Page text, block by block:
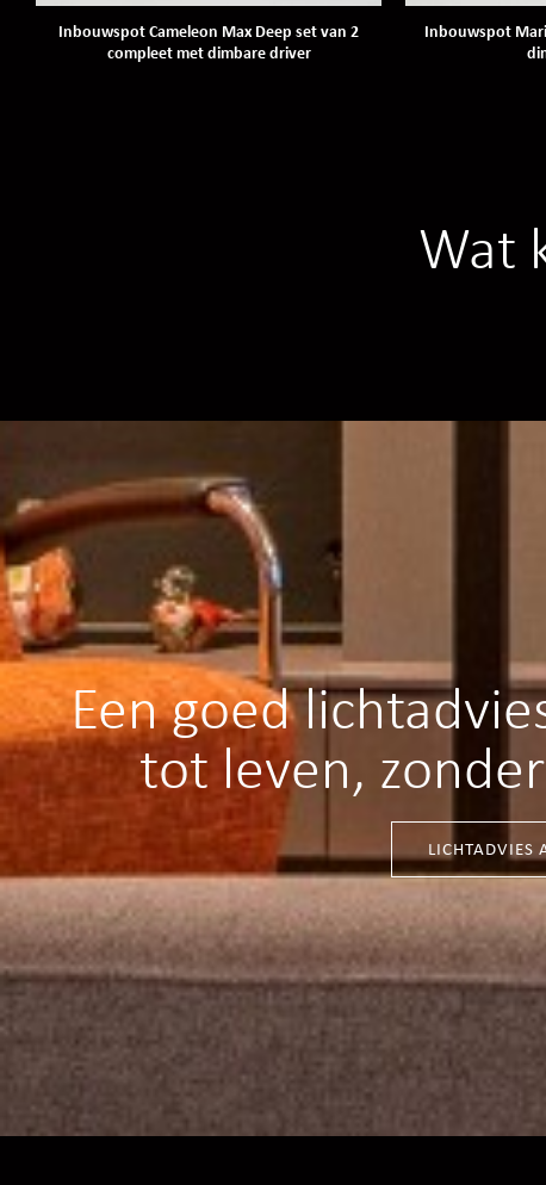
Inbouwspot Cameleon Max Deep set van 2
compleet met dimbare driver
Inbouwspot
Wat
Een goed
tot leven,
LICHTADVIES